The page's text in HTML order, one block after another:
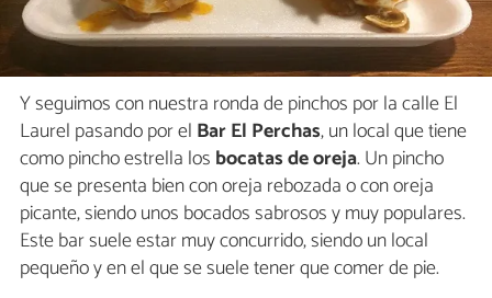
Y seguimos con nuestra ronda de pinchos por la calle El
Laurel pasando por el Bar El Perchas, un local que tiene
como pincho estrella los bocatas de oreja. Un pincho
que se presenta bien con oreja rebozada o con oreja
picante, siendo unos bocados sabrosos y muy populares.
Este bar suele estar muy concurrido, siendo un local
pequeño y en el que se suele tener que comer de pie.